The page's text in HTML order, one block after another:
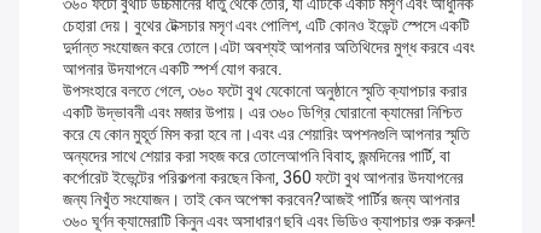
৩৬০ ফটো বুথটি উচ্চমানের ধাতু থেকে তৈরি, যা এটিকে একটি মসৃণ এবং আধুনিক
চেহারা দেয়। বুথের টেক্সচার মসৃণ এবং পোলিশ, এটি কোনও ইভেন্ট স্পেসে একটি
দুর্দান্ত সংযোজন করে তোলে।এটা অবশ্যই আপনার অতিথিদের মুগ্ধ করবে এবং
আপনার উদযাপনে একটি স্পর্শ যোগ করবে.
উপসংহারে বলতে গেলে, ৩৬০ ফটো বুথ যেকোনো অনুষ্ঠানে স্মৃতি ক্যাপচার করার
একটি উদ্ভাবনী এবং মজার উপায়। এর ৩৬০ ডিগ্রি ঘোরানো ক্যামেরা নিশ্চিত
করে যে কোন মুহূর্ত মিস করা হবে না।এবং এর শেয়ারিং অপশনগুলি আপনার স্মৃতি
অন্যদের সাথে শেয়ার করা সহজ করে তোলেআপনি বিবাহ, জন্মদিনের পার্টি, বা
কর্পোরেট ইভেন্টের পরিকল্পনা করছেন কিনা, 360 ফটো বুথ আপনার উদযাপনের
জন্য নিখুঁত সংযোজন। তাই কেন অপেক্ষা করবেন?আজই পার্টির জন্য আপনার
৩৬০ ঘূর্ণন ক্যামেরাটি কিনুন এবং অসাধারণ ছবি এবং ভিডিও ক্যাপচার শুরু করুন!